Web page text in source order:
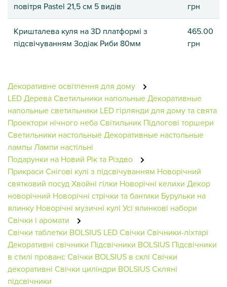
повітря Pastel 21,5 см 5 видів
грн
Кришталева куля на 3D платформі з
підсвічуванням Зодіак Риби 80мм
465.00
грн
Декоративне освітлення для дому
LED ДереваСветильники напольныеДекоративные
напольные светильники LED гірлянди для дому та свята
Проектори нічного небаСвітильник Підлогові торшери
Светильники настольныеДекоративные настольные
лампыЛампи настільні
Подарунки на Новий Рік та Різдво
Прикраси Снігові кулі з підсвічуванням Новорічний
святковий посудХвойні гілки Новорічні келихи Декор
новорічний Новорічні стрічки та бантики Бурульки на
ялинку Новорічні музичні кулі Усі ялинкові набори
Свічки і аромати
Свічки таблетки BOLSIUS LED Свічки Свічники-ліхтарі
Декоративні свічники Підсвічники BOLSIUS Підсвічники
в стилі провансСвічки BOLSIUS в склі Свічки
декоративні Свічки циліндри BOLSIUSСкляні
підсвічники